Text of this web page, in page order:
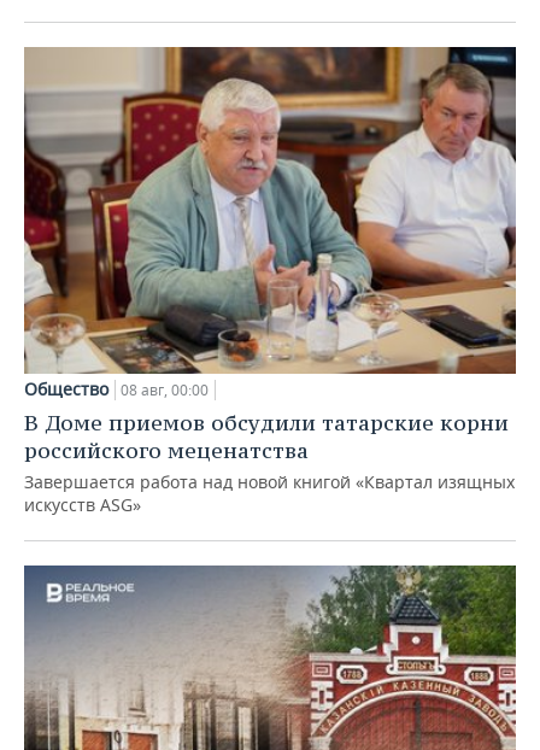
Общество 08 авг, 00:00
В Доме приемов обсудили татарские корни
российского меценатства
Завершается работа над новой книгой «Квартал изящных
искусств ASG»